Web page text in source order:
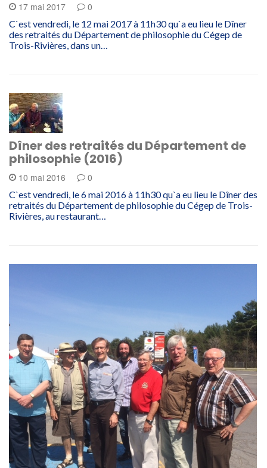
17 mai 2017 0
C`est vendredi, le 12 mai 2017 à 11h30 qu`a eu lieu le Dîner
des retraités du Département de philosophie du Cégep de
Trois-Rivières, dans un…
Dîner des retraités du Département de
philosophie (2016)
10 mai 2016 0
C`est vendredi, le 6 mai 2016 à 11h30 qu`a eu lieu le Dîner des
retraités du Département de philosophie du Cégep de Trois-
Rivières, au restaurant…